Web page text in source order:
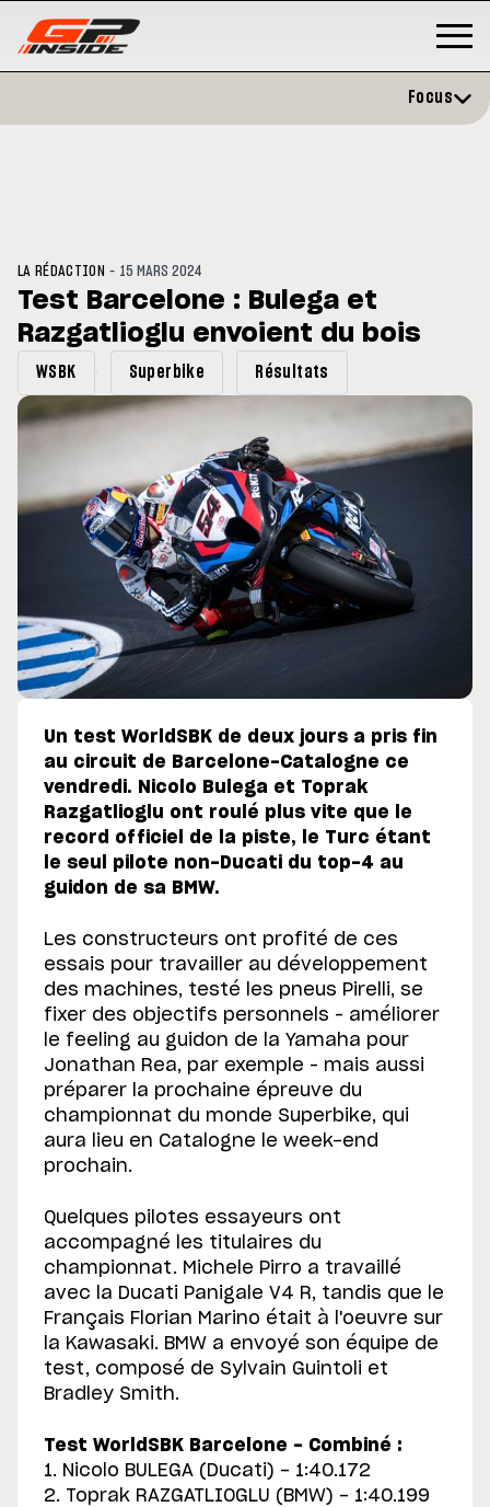
en septembre
MOTOGP / MOTO GP
Doublé Trackhouse en Sprint
Focus
LA RÉDACTION - 15 MARS 2024
Test Barcelone : Bulega et
Razgatlioglu envoient du bois
WSBK Superbike Résultats
Un test WorldSBK de deux jours a pris fin
au circuit de Barcelone-Catalogne ce
vendredi. Nicolo Bulega et Toprak
Razgatlioglu ont roulé plus vite que le
record officiel de la piste, le Turc étant
le seul pilote non-Ducati du top-4 au
guidon de sa BMW.
Les constructeurs ont profité de ces
essais pour travailler au développement
des machines, testé les pneus Pirelli, se
fixer des objectifs personnels – améliorer
le feeling au guidon de la Yamaha pour
Jonathan Rea, par exemple – mais aussi
préparer la prochaine épreuve du
championnat du monde Superbike, qui
aura lieu en Catalogne le week-end
prochain.
Quelques pilotes essayeurs ont
accompagné les titulaires du
championnat. Michele Pirro a travaillé
avec la Ducati Panigale V4 R, tandis que le
Français Florian Marino était à l'oeuvre sur
la Kawasaki. BMW a envoyé son équipe de
test, composé de Sylvain Guintoli et
Bradley Smith.
Test WorldSBK Barcelone - Combiné :
1. Nicolo BULEGA (Ducati) - 1:40.172
2. Toprak RAZGATLIOGLU (BMW) - 1:40.199